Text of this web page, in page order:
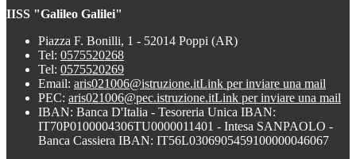
IISS "Galileo Galilei"
Piazza F. Bonilli, 1 - 52014 Poppi (AR)
Tel: 0575520268
Tel: 0575520269
Email: aris021006@istruzione.itLink per inviare una mail
PEC: aris021006@pec.istruzione.itLink per inviare una mail
IBAN: Banca D'Italia - Tesoreria Unica IBAN:
IT70P0100004306TU0000011401 - Intesa SANPAOLO -
Banca Cassiera IBAN: IT56L0306905459100000046067